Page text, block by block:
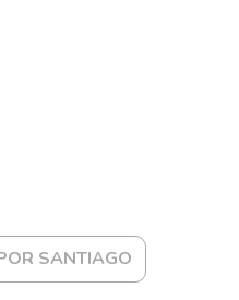
SANTIAGO